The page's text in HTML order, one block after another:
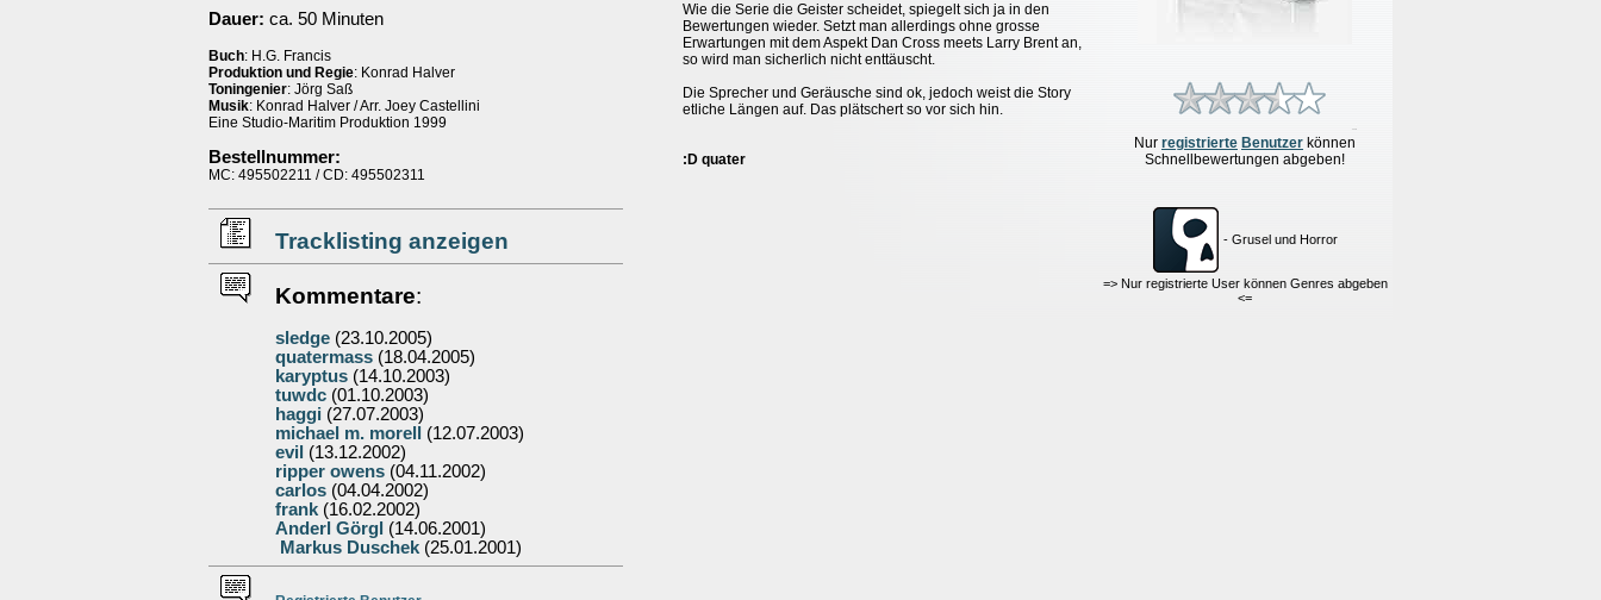
Nur registrierte Benutzer können
Schnellbewertungen abgeben!
- Grusel und Horror
=> Nur registrierte User können Genres abgeben
<=
Dauer: ca. 50 Minuten
Buch: H.G. Francis
Produktion und Regie: Konrad Halver
Toningenier: Jörg Saß
Musik: Konrad Halver / Arr. Joey Castellini
Eine Studio-Maritim Produktion 1999
Bestellnummer:
MC: 495502211 / CD: 495502311
Tracklisting anzeigen
Kommentare:
sledge (23.10.2005)
quatermass (18.04.2005)
karyptus (14.10.2003)
tuwdc (01.10.2003)
haggi (27.07.2003)
michael m. morell
(12.07.2003)
evil (13.12.2002)
ripper owens (04.11.2002)
carlos (04.04.2002)
frank (16.02.2002)
Anderl Görgl (14.06.2001)
Markus Duschek (25.01.2001)
Wie die Serie die Geister scheidet, spiegelt sich ja in den
Bewertungen wieder. Setzt man allerdings ohne grosse
Erwartungen mit dem Aspekt Dan Cross meets Larry Brent an,
so wird man sicherlich nicht enttäuscht.
Die Sprecher und Geräusche sind ok, jedoch weist die Story
etliche Längen auf. Das plätschert so vor sich hin.
:D quater